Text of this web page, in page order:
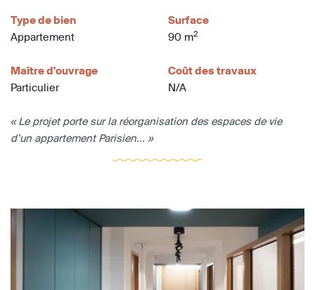
Type de bien
Appartement
Surface
90 m2
Maître d'ouvrage
Particulier
Coût des travaux
N/A
« Le projet porte sur la réorganisation des espaces de vie
d’un appartement Parisien... »